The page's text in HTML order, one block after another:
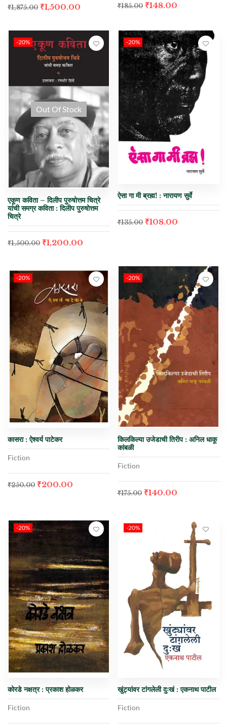
₹1,875.00 ₹1,500.00 ₹185.00 ₹148.00
-20%
Out Of Stock
एकूण कविता – दिलीप पुरुषोत्तम चित्रे
यांची समग्र कविता : दिलीप पुरुषोत्तम
चित्रे
₹1,500.00 ₹1,200.00
-20%
ऐसा गा मी ब्रह्म! : नारायण सुर्वे
₹135.00 ₹108.00
-20%
कासरा : ऐश्वर्य पाटेकर
Fiction
₹250.00 ₹200.00
-20%
किलकिल्या उजेडाची तिरीप : अनिल धाकू
कांबळी
Fiction
₹175.00 ₹140.00
-20%
कोरडे नक्षत्र : प्रकाश होळकर
Fiction
-20%
खुंट्यांवर टांगलेली दुःखं : एकनाथ पाटील
Fiction